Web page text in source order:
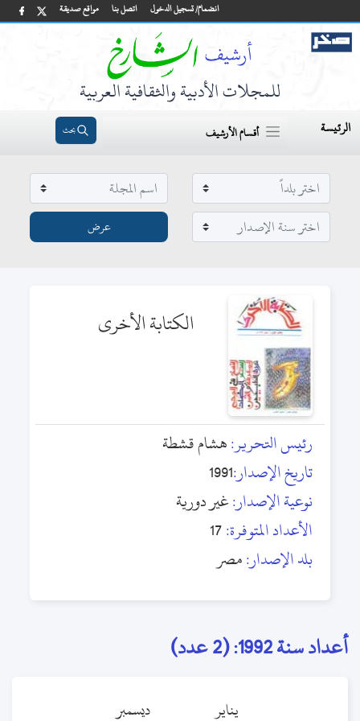
مواقع صديقة اتصل بنا انضمام/ تسجيل الدخول
للمجلات الأدبية والثقافية العربية
الرئيسة أقسام الأرشيف بحث
الكتابة الأخرى
رئيس التحرير:هشام قشطة
تاريخ الإصدار:1991
نوعية الإصدار:غير دورية
الأعداد المتوفرة:17
بلد الإصدار:مصر
أعداد سنة 1992: (2 عدد)
يناير ديسمبر